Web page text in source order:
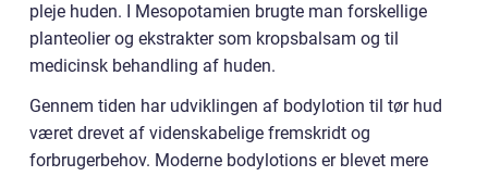
pleje huden. I Mesopotamien brugte man forskellige
planteolier og ekstrakter som kropsbalsam og til
medicinsk behandling af huden.
Gennem tiden har udviklingen af bodylotion til tør hud
været drevet af videnskabelige fremskridt og
forbrugerbehov. Moderne bodylotions er blevet mere